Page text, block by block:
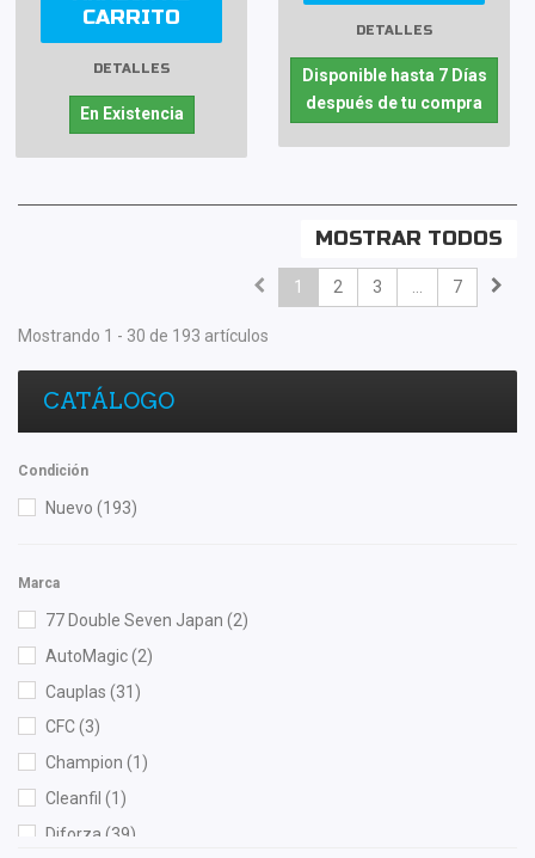
CARRITO
DETALLES
En Existencia
DETALLES
Disponible hasta 7 Días
después de tu compra
MOSTRAR TODOS
1 2 3 ... 7
Mostrando 1 - 30 de 193 artículos
CATÁLOGO
Condición
Nuevo (193)
Marca
77 Double Seven Japan (2)
AutoMagic(2)
Cauplas (31)
CFC(3)
Champion (1)
Cleanfil (1)
Diforza (39)